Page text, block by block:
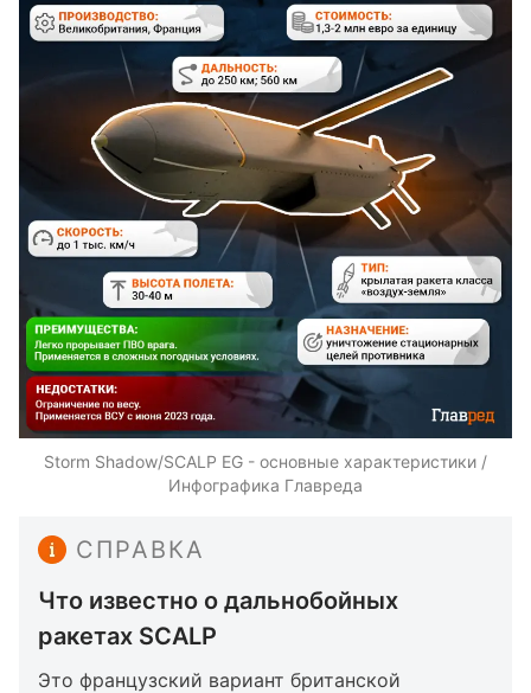
Storm Shadow/SCALP EG - основные характеристики /
Инфографика Главреда
СПРАВКА
Что известно о дальнобойных
ракетах SCALP
Это французский вариант британской